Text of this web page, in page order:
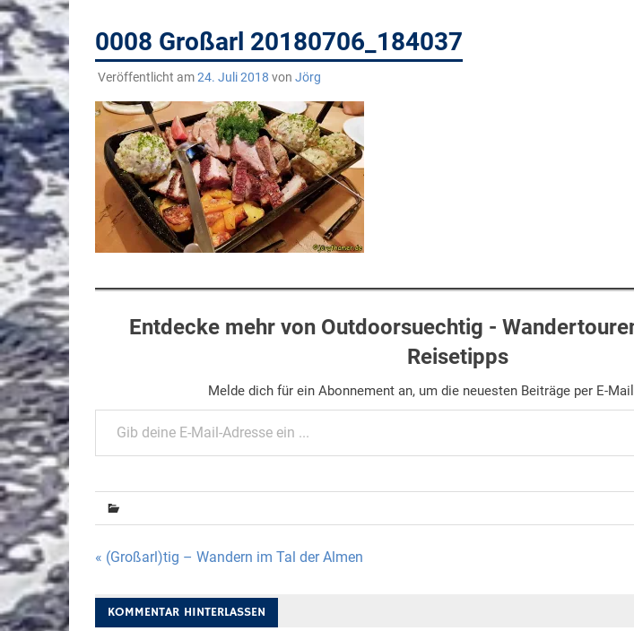
0008 Großarl 20180706_184037
Veröffentlicht am24. Juli 2018 von Jörg
Entdecke mehr von Outdoorsuechtig -
Reisetipps
Melde dich für ein Abonnement an, um die neuesten Beiträge per E-
Gib deine E-Mail-Adresse ein ...
Beitragsnavigation
« (Großarl)tig – Wandern im Tal der Almen
KOMMENTAR HINTERLASSEN